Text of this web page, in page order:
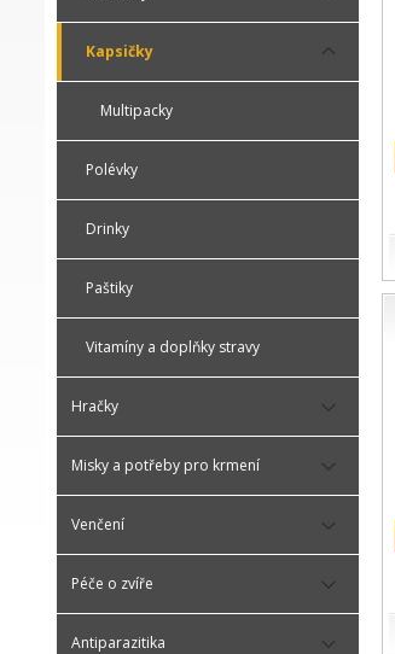
Kapsičky
Multipacky
Polévky
Drinky
Paštiky
Vitamíny a doplňky stravy
Hračky
Misky a potřeby pro krmení
Venčení
Péče o zvíře
Antiparazitika